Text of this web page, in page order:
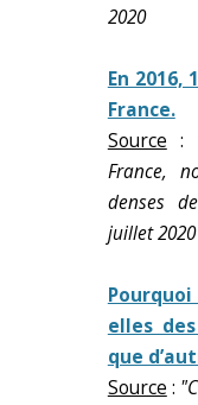
2020
En 2016,
France.
Source :
France,
denses
juillet 2020
elles
que
Source :